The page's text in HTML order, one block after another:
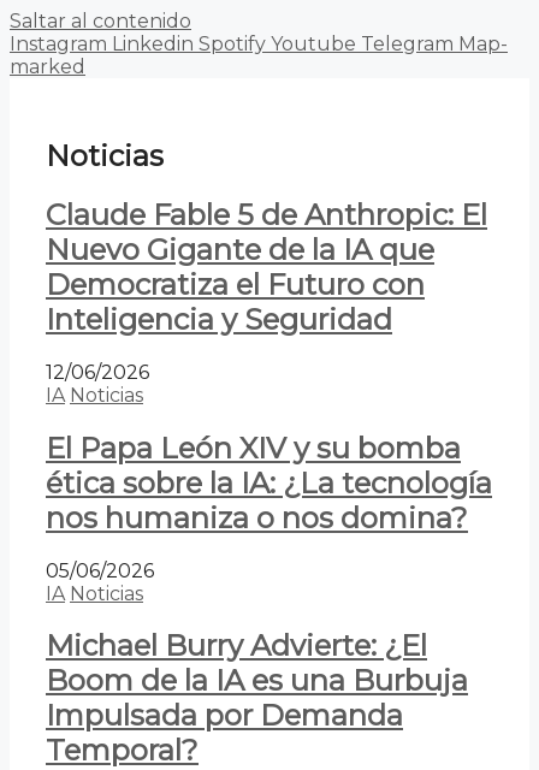
Saltar al contenido
Instagram Linkedin Spotify Youtube Telegram Map-
marked
Noticias
Claude Fable 5 de Anthropic: El
Nuevo Gigante de la IA que
Democratiza el Futuro con
Inteligencia y Seguridad
12/06/2026
IA Noticias
El Papa León XIV y su bomba
ética sobre la IA: ¿La tecnología
nos humaniza o nos domina?
05/06/2026
IA Noticias
Michael Burry Advierte: ¿El
Boom de la IA es una Burbuja
Impulsada por Demanda
Temporal?